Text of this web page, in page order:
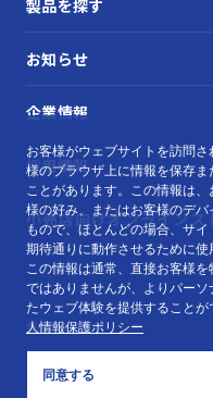
製品を探す
お知らせ
企業情報
採用情報
小売店向けオンラインス
製品カタログ
個人情報保護ポリシー
お客様がウェブサイトを訪問さ
様のブラウザ上に情報を保存ま
ことがあります。この情報は
様の好み、またはお客様のデバ
もので、ほとんどの場合、サ
期待通りに動作させるために使
この情報は通常、直接お客様
ではありませんが、よりパーソ
たウェブ体験を提供することが
人情報保護ポリシー
同意する